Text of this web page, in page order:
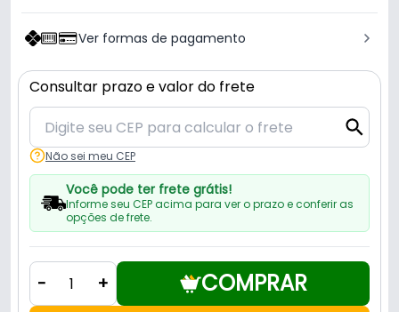
Ver formas de pagamento
Consultar prazo e valor do frete
Não sei meu CEP
Você pode ter frete grátis!
Informe seu CEP acima para ver o prazo e conferir as
opções de frete.
- + COMPRAR